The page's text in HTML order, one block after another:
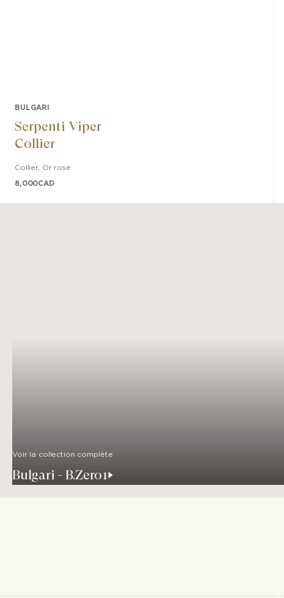
BULGARI
Serpenti Viper
Collier
Collier, Or rose
8,000CAD
Voir la collection complète
Bulgari - B.Zero1